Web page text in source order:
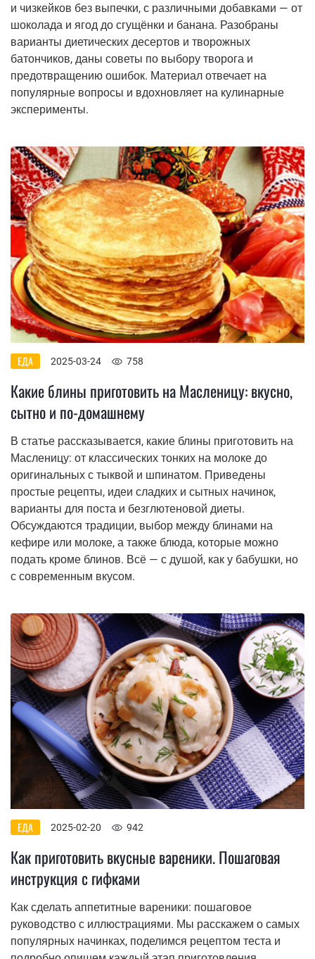
и чизкейков без выпечки, с различными добавками — от
шоколада и ягод до сгущёнки и банана. Разобраны
варианты диетических десертов и творожных
батончиков, даны советы по выбору творога и
предотвращению ошибок. Материал отвечает на
популярные вопросы и вдохновляет на кулинарные
эксперименты.
ЕДА 2025-03-24 758
Какие блины приготовить на Масленицу: вкусно,
сытно и по-домашнему
В статье рассказывается, какие блины приготовить на
Масленицу: от классических тонких на молоке до
оригинальных с тыквой и шпинатом. Приведены
простые рецепты, идеи сладких и сытных начинок,
варианты для поста и безглютеновой диеты.
Обсуждаются традиции, выбор между блинами на
кефире или молоке, а также блюда, которые можно
подать кроме блинов. Всё — с душой, как у бабушки, но
с современным вкусом.
ЕДА 2025-02-20 942
Как приготовить вкусные вареники. Пошаговая
инструкция с гифками
Как сделать аппетитные вареники: пошаговое
руководство с иллюстрациями. Мы расскажем о самых
популярных начинках, поделимся рецептом теста и